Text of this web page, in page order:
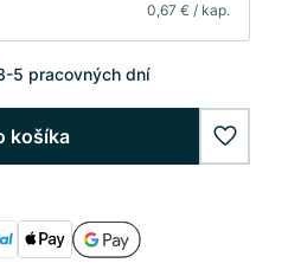
0,67 € / kap.
5 pracovných dní
košíka